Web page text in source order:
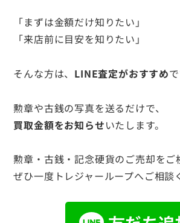
「まずは金額だけ知りたい」
「来店前に目安を知りたい」
そんな方は、 LINE査定がおすすめ
勲章や古銭の写真を送るだけで、
買取金額をお知らせいたします。
勲章・古銭・記念硬貨のご売却をご
ぜひ一度トレジャーループへご相談